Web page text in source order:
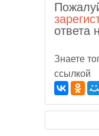
ответа
Знаете
ссылкой